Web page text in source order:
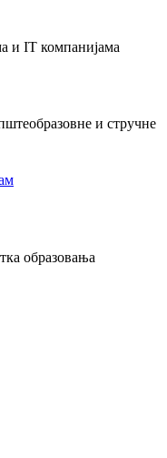
и IT компанијама
и стручне
образовања